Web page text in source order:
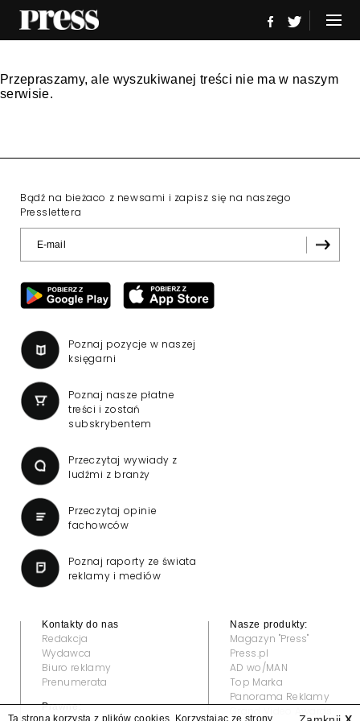
Przepraszamy, ale wyszukiwanej treści nie ma w naszym
serwisie.
Bądź na bieżaco z newsami i zapisz się na naszego
Presslettera
Poznaj pozycje w naszej
księgarni
Poznaj nasze płatne
treści i zostań
subskrybentem
Przeczytaj wywiady z
ludźmi z branży
Przeczytaj opinie
fachowców
Poznaj raporty ze świata
reklamy i mediów
Kontakty do nas
Redakcja
Wydawca
Biuro reklamy
Prenumerata
Prawne:
Nasze produkty:
Magazyn "Press"
Press.pl
AD wo/MAN
Top Marka
Panorama Reklamy
Ta strona korzysta z plików cookies. Korzystając ze strony